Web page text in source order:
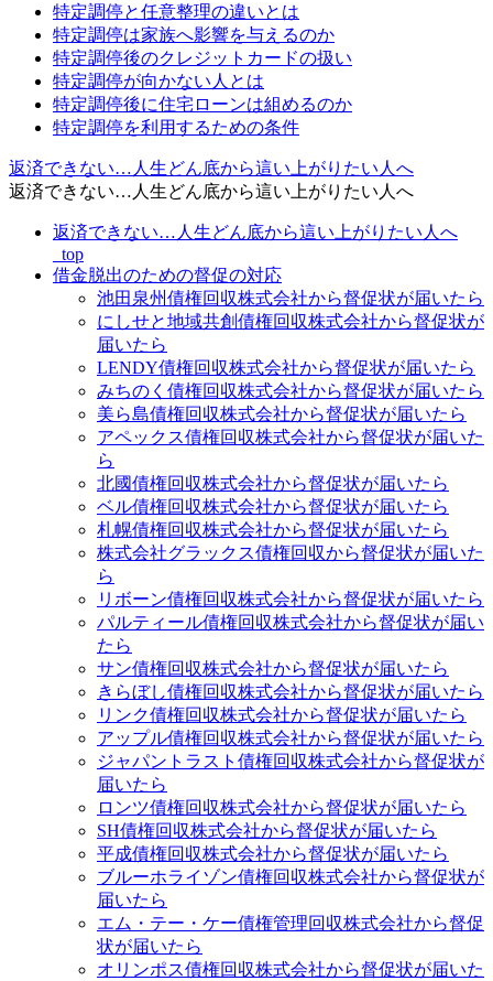
特定調停と任意整理の違いとは
特定調停は家族へ影響を与えるのか
特定調停後のクレジットカードの扱い
特定調停が向かない人とは
特定調停後に住宅ローンは組めるのか
特定調停を利用するための条件
返済できない…人生どん底から這い上がりたい人へ
返済できない…人生どん底から這い上がりたい人へ
返済できない…人生どん底から這い上がりたい人へ
_top
借金脱出のための督促の対応
池田泉州債権回収株式会社から督促状が届いたら
にしせと地域共創債権回収株式会社から督促状が
届いたら
LENDY債権回収株式会社から督促状が届いたら
みちのく債権回収株式会社から督促状が届いたら
美ら島債権回収株式会社から督促状が届いたら
アペックス債権回収株式会社から督促状が届いた
ら
北國債権回収株式会社から督促状が届いたら
ベル債権回収株式会社から督促状が届いたら
札幌債権回収株式会社から督促状が届いたら
株式会社グラックス債権回収から督促状が届いた
ら
リボーン債権回収株式会社から督促状が届いたら
パルティール債権回収株式会社から督促状が届い
たら
サン債権回収株式会社から督促状が届いたら
きらぼし債権回収株式会社から督促状が届いたら
リンク債権回収株式会社から督促状が届いたら
アップル債権回収株式会社から督促状が届いたら
ジャパントラスト債権回収株式会社から督促状が
届いたら
ロンツ債権回収株式会社から督促状が届いたら
SH債権回収株式会社から督促状が届いたら
平成債権回収株式会社から督促状が届いたら
ブルーホライゾン債権回収株式会社から督促状が
届いたら
エム・テー・ケー債権管理回収株式会社から督促
状が届いたら
オリンポス債権回収株式会社から督促状が届いた